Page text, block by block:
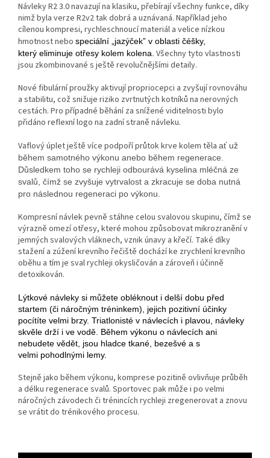
Návleky R2 3.0 navazují na klasiku, přebírají všechny funkce, díky
nimž byla verze R2v2 tak dobrá a uznávaná. Například jeho
cílenou kompresi, rychleschnoucí materiál a velice nízkou
hmotnost nebo speciální „jazýček” v oblasti čéšky,
který eliminuje otřesy kolem kolena. Všechny tyto vlastnosti
jsou zkombinované s ještě revolučnějšími detaily.
Nové fibulární proužky aktivují propriocepci a zvyšují rovnováhu
a stabilitu, což snižuje riziko zvrtnutých kotníků na nerovných
cestách. Pro případné běhání za snížené viditelnosti bylo
přidáno reflexní logo na zadní straně návleku.
Vaflový úplet ještě více podpoří průtok krve kolem těla ať už
během samotného výkonu anebo během regenerace.
Důsledkem toho se rychleji odbourává kyselina mléčná ze
svalů, čímž se zvyšuje vytrvalost a zkracuje se doba nutná
pro následnou regeneraci po výkonu.
Kompresní návlek pevně stáhne celou svalovou skupinu, čímž se
výrazně omezí otřesy, které mohou způsobovat mikrozranění v
jemných svalových vláknech, vznik únavy a křečí. Také díky
stažení a zúžení krevního řečiště dochází ke zrychlení krevního
oběhu a tím je sval rychleji okysličován a zároveň i účinně
detoxikován.
Lýtkové návleky si můžete obléknout i delší dobu před
startem (či náročným tréninkem), jejich pozitivní účinky
pocítíte velmi brzy. Triatlonisté v návlecích i plavou, návleky
skvěle drží i ve vodě. Během výkonu o návlecích ani
nebudete vědět, jsou hladce tkané, bezešvé a s
velmi pohodlnými lemy.
Stejně jako během výkonu, komprese pozitině ovlivňuje průběh
a délku regenerace svalů. Sportovec pak může i po velmi
náročných závodech či trénincích rychleji zregenerovat a znovu
se vrátit do trénikového procesu.